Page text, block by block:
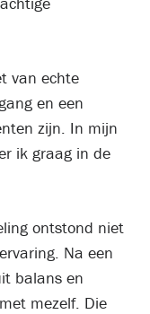
van echte
en een
zijn. In mijn
ik graag in de
ontstond niet
Na een
balans en
mezelf. Die